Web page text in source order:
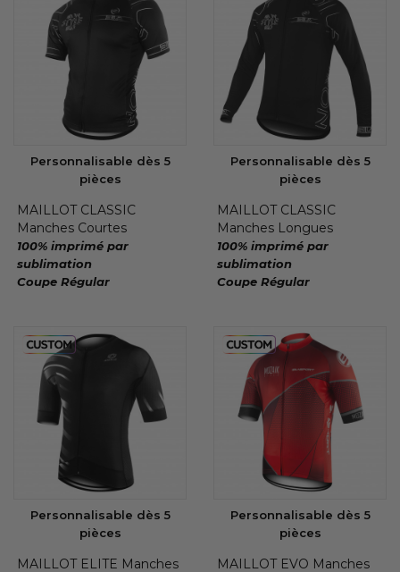
Personnalisable dès 5
pièces
MAILLOT CLASSIC
Manches Courtes
100% imprimé par
sublimation
Coupe Régular
Personnalisable dès 5
pièces
MAILLOT CLASSIC
Manches Longues
100% imprimé par
sublimation
Coupe Régular
Personnalisable dès 5
pièces
MAILLOT ELITE Manches
Personnalisable dès 5
pièces
MAILLOT EVO Manches